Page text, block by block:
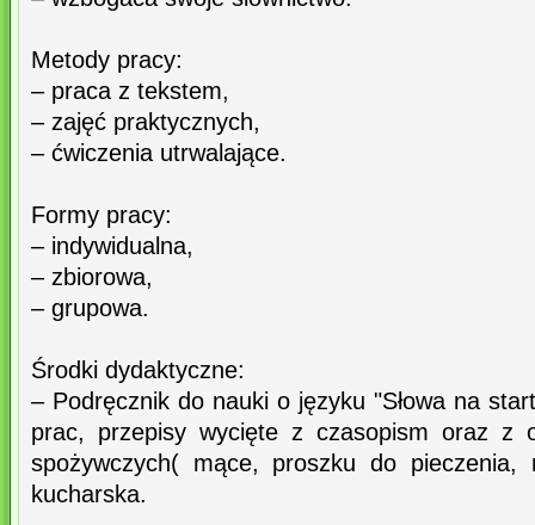
Metody pracy:
– praca z tekstem,
– zajęć praktycznych,
– ćwiczenia utrwalające.
Formy pracy:
– indywidualna,
– zbiorowa,
– grupowa.
Środki dydaktyczne:
– Podręcznik do nauki o języku "Słowa na
prac, przepisy wycięte z czasopism oraz z
spożywczych( mące, proszku do pieczenia,
kucharska.